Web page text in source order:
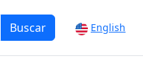
Buscar English